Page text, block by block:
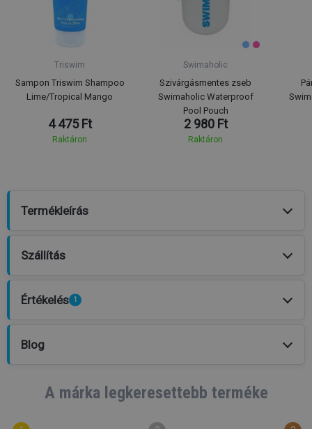
Triswim
Sampon Triswim Shampoo
Lime/Tropical Mango
4 475 Ft
Raktáron
Swimaholic
Szivárgásmentes zseb
Swimaholic Waterproof
Pool Pouch
2 980 Ft
Raktáron
Termékleírás
Szállítás
Értékelés 1
Blog
A márka legkeresettebb terméke